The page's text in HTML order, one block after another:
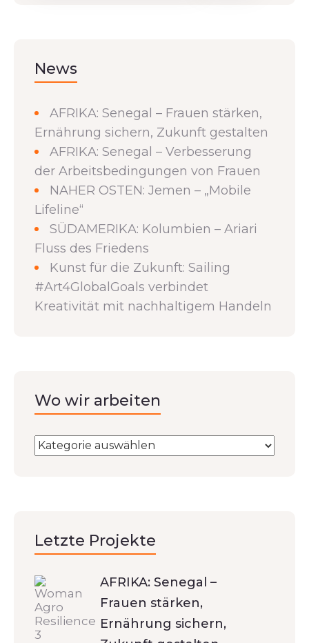
News
AFRIKA: Senegal – Frauen stärken,
Ernährung sichern, Zukunft gestalten
AFRIKA: Senegal – Verbesserung
der Arbeitsbedingungen von Frauen
NAHER OSTEN: Jemen – „Mobile
Lifeline“
SÜDAMERIKA: Kolumbien – Ariari
Fluss des Friedens
Kunst für die Zukunft: Sailing
#Art4GlobalGoals verbindet
Kreativität mit nachhaltigem Handeln
Wo wir arbeiten
Letzte Projekte
AFRIKA: Senegal –
Frauen stärken,
Ernährung sichern,